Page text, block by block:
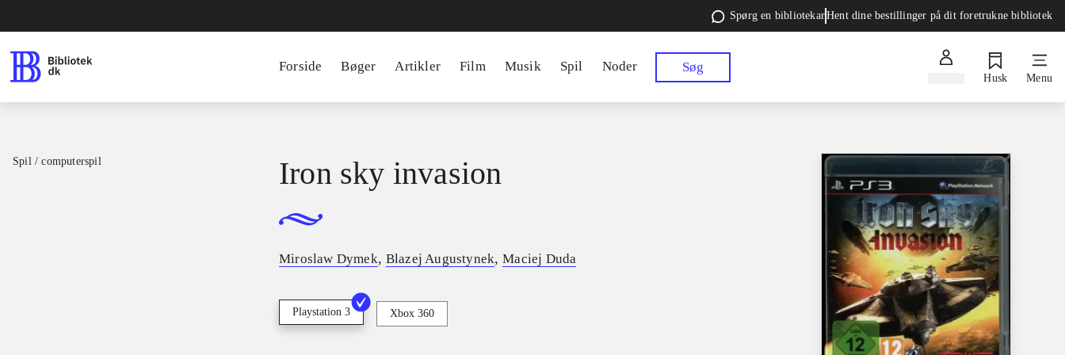
Spørg en bibliotekarHent dine bestillinger på dit foretrukne bibliotek
Forside Bøger Artikler Film Musik Spil Noder Søg
Husk Menu
Spil / computerspil Iron sky invasion
Miroslaw Dymek, Blazej Augustynek,Maciej Duda
Playstation 3 Xbox 360